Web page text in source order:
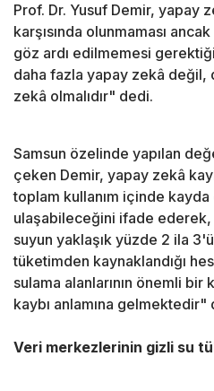
Prof. Dr. Yusuf Demir, yapay
karşısında olunmaması
göz ardı edilmemesi
daha fazla yapay zekâ değil,
zekâ olmalıdır" dedi.
Samsun özelinde yapılan
çeken Demir, yapay zekâ
toplam kullanım içinde
ulaşabileceğini ifade
suyun yaklaşık yüzde 2 ila
tüketimden kaynaklandığı
sulama alanlarının önemli bir
kaybı anlamına gelmektedir"
Veri merkezlerinin gizli su